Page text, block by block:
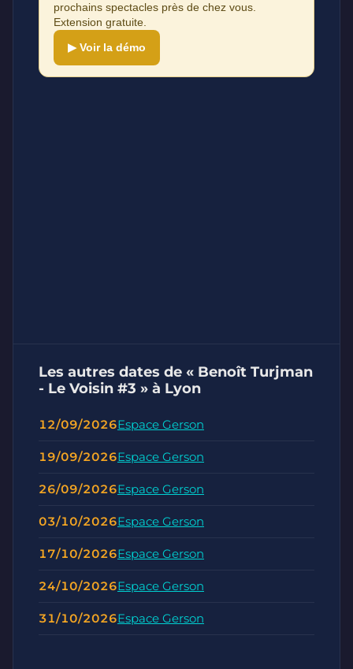
prochains spectacles près de chez vous.
Extension gratuite.
▶ Voir la démo
Les autres dates de « Benoît Turjman
- Le Voisin #3 » à Lyon
12/09/2026Espace Gerson
19/09/2026Espace Gerson
26/09/2026Espace Gerson
03/10/2026Espace Gerson
17/10/2026Espace Gerson
24/10/2026Espace Gerson
31/10/2026Espace Gerson